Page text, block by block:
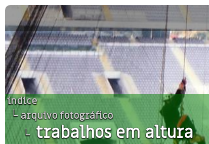
índice
└arquivo fotográfico
└ trabalhos em altura